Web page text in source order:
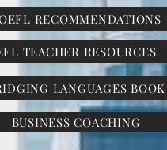
RECOMMENDATIONS
TEACHER RESOURCES
LANGUAGES BOOK
BUSINESS COACHING